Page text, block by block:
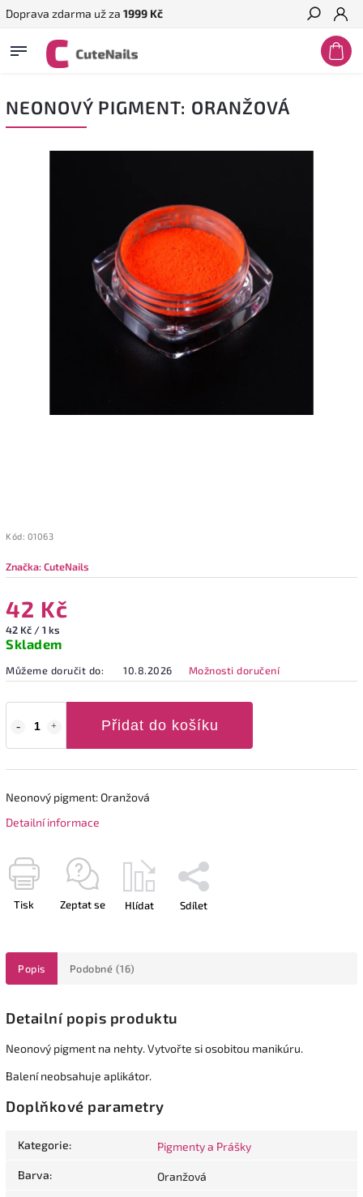
Doprava zdarma už za 1999 Kč
Hledat
NEONOVÝ PIGMENT: ORANŽOVÁ
Kód: 01063
Značka:CuteNails
42 Kč
42 Kč / 1 ks
Skladem
Můžeme doručit do: 10.8.2026 Možnosti doručení
Přidat do košíku
Neonový pigment: Oranžová
Detailní informace
Tisk Zeptat se Hlídat Sdílet
Popis Podobné (16)
Detailní popis produktu
Neonový pigment na nehty. Vytvořte si osobitou manikúru.
Balení neobsahuje aplikátor.
Doplňkové parametry
Kategorie: Pigmenty a Prášky
Barva: Oranžová